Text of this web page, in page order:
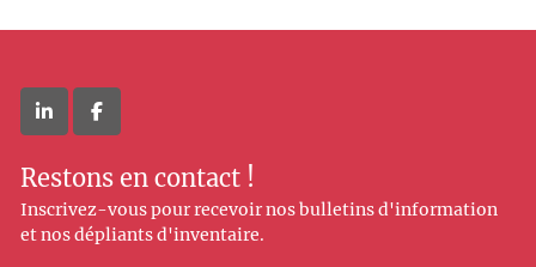
linkedinfacebook
Restons en contact !
Inscrivez-vous pour recevoir nos bulletins d'information
et nos dépliants d'inventaire.